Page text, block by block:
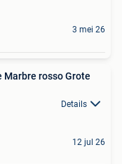
3 mei 26
rosso Grote
Details
12 jul 26